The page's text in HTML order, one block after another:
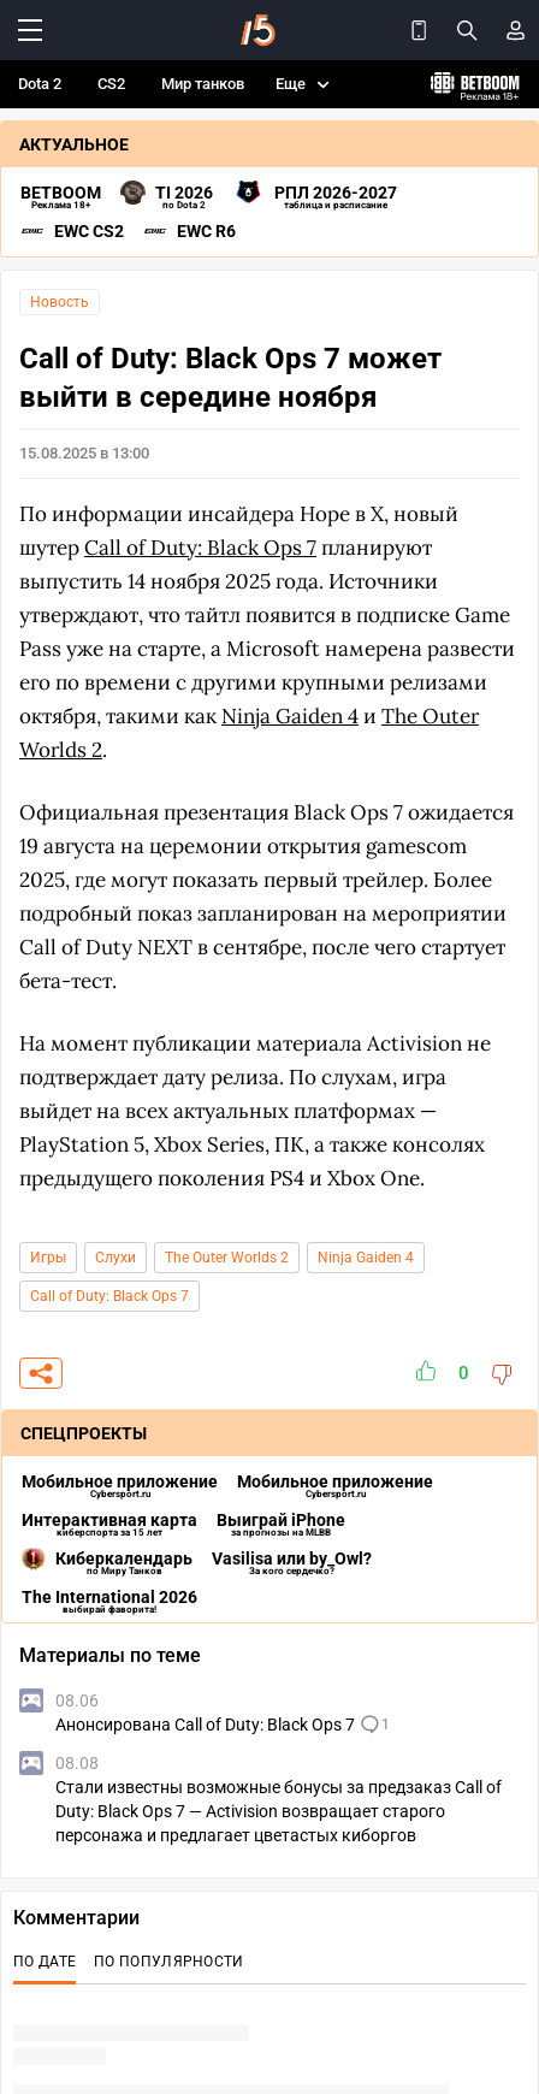
Dota 2 CS2 Мир танков Еще
АКТУАЛЬНОЕ
BETBOOM
Реклама 18+
TI 2026
по Dota 2
РПЛ 2026-2027
таблица и расписание
EWC CS2 EWC R6
Новость
Call of Duty: Black Ops 7 может
выйти в середине ноября
15.08.2025 в 13:00
По информации инсайдера Hope в X, новый
шутерCall of Duty: Black Ops 7планируют
выпустить 14 ноября 2025 года. Источники
утверждают, что тайтл появится в подписке Game
Pass уже на старте, а Microsoft намерена развести
его по времени с другими крупными релизами
октября, такими как Ninja Gaiden 4и The Outer
Worlds 2.
Официальная презентация Black Ops 7 ожидается
19 августа на церемонии открытия gamescom
2025, где могут показать первый трейлер. Более
подробный показ запланирован на мероприятии
Call of Duty NEXT в сентябре, после чего стартует
бета-тест.
На момент публикации материала Activision не
подтверждает дату релиза. По слухам, игра
выйдет на всех актуальных платформах —
PlayStation 5, Xbox Series, ПК, а также консолях
предыдущего поколения PS4 и Xbox One.
Игры Слухи The Outer Worlds 2 Ninja Gaiden 4
Call of Duty: Black Ops 7
0
СПЕЦПРОЕКТЫ
Мобильное приложение
Cybersport.ru
Мобильное приложение
Cybersport.ru
Интерактивная карта
киберспорта за 15 лет
Выиграй iPhone
за прогнозы на MLBB
Киберкалендарь
по Миру Танков
Vasilisa или by_Owl?
За кого сердечко?
The International 2026
выбирай фаворита!
Материалы по теме
08.06
Анонсирована Call of Duty: Black Ops 7
1
08.08
Стали известны возможные бонусы за предзаказ Call of
Duty: Black Ops 7 — Activision возвращает старого
персонажа и предлагает цветастых киборгов
Комментарии
ПО ДАТЕ ПО ПОПУЛЯРНОСТИ